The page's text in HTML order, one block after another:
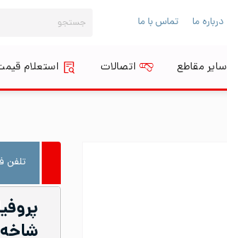
درباره ما تماس با ما
برای:
سایر مقاطع اتصالات استعلام
تلفن
شاخه ۶ متری